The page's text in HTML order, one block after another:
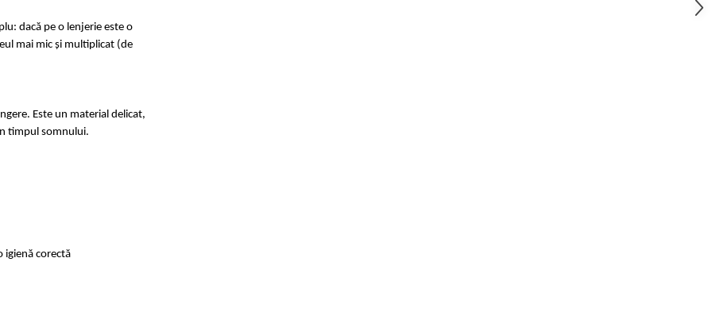
dacă pe o lenjerie este o
mai mic și multiplicat (de
Este un material delicat,
timpul somnului.
igienă corectă